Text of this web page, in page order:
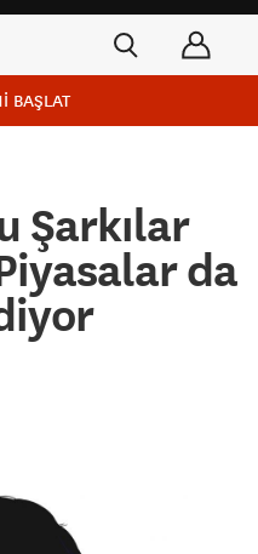
BAŞLAT
Şarkılar
da